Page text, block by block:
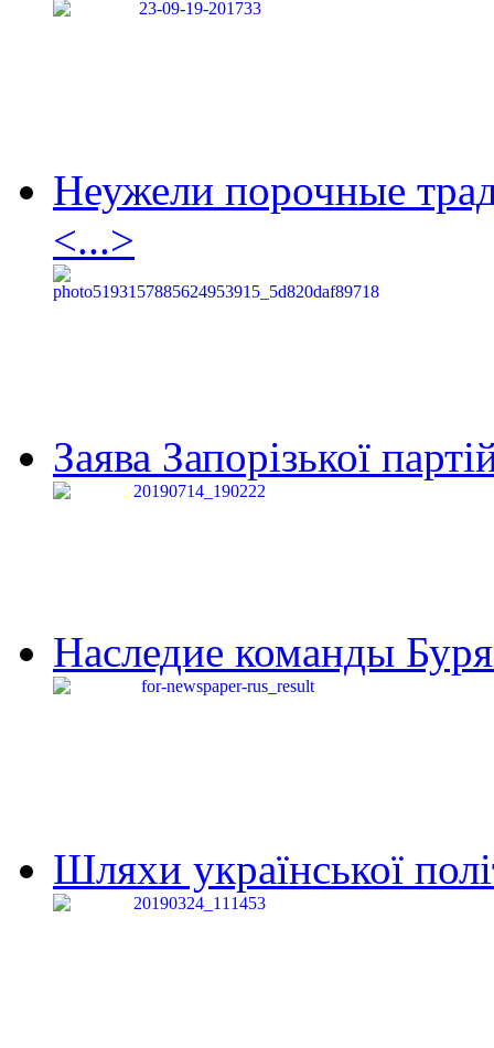
Неужели порочные
<...>
Заява Запорізької
Наследие команды
Шляхи української